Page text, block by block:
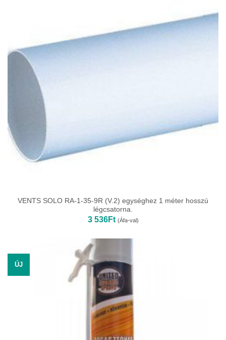
VENTS SOLO RA-1-35-9R (V.2) egységhez 1 méter hosszú
légcsatorna.
3 536Ft (Áfa-val)
ÚJ